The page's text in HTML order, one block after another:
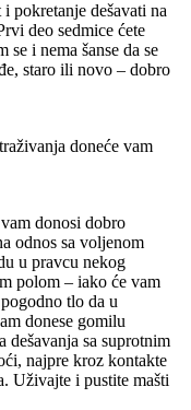
pokretanje dešavati na
deo sedmice ćete
se i nema šanse da se
staro ili novo – dobro
doneće vam
donosi dobro
odnos sa voljenom
u pravcu nekog
polom – iako će vam
tlo da u
donese gomilu
dešavanja sa suprotnim
najpre kroz kontakte
Uživajte i pustite mašti